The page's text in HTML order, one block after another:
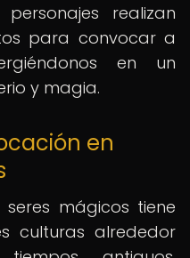
realizan
para convocar a
en un
y magia.
en
mágicos tiene
culturas alrededor